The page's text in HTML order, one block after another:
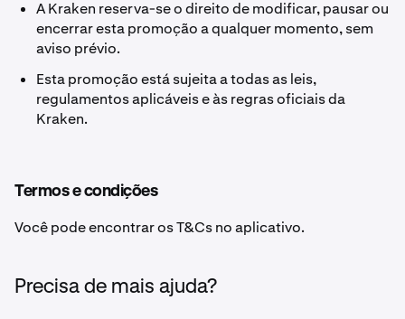
versões web.
Suporte Kraken.
Os reembolsos aprovados são creditados na sua conta
Kraken. Os reembolsos de taxas são separados e
independentes de qualquer bônus promocional.
A Kraken reserva-se o direito de modificar, pausar ou
encerrar esta promoção a qualquer momento, sem
aviso prévio.
Esta promoção está sujeita a todas as leis,
regulamentos aplicáveis e às regras oficiais da
Kraken.
Termos e condições
Você pode encontrar os T&Cs no aplicativo.
Precisa de mais ajuda?